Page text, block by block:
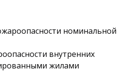
номинальной
внутренних
жилами